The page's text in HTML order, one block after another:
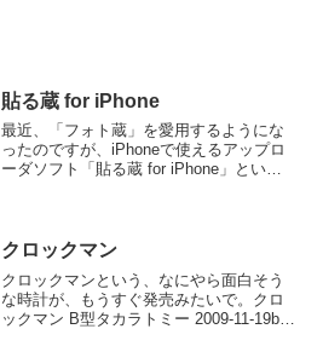
貼る蔵 for iPhone
最近、「フォト蔵」を愛用するようにな
ったのですが、iPhoneで使えるアップロ
ーダソフト「貼る蔵 for iPhone」という
クロックマン
クロックマンという、なにやら面白そう
な時計が、もうすぐ発売みたいで。クロ
ックマン B型タカラトミー 2009-11-19by